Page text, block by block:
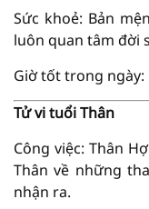
Sức khoẻ: Bản
luôn quan tâm đời
Giờ tốt trong ngày:
Tử vi tuổi Thân
Công việc: Thân
Thân về những
nhận ra.